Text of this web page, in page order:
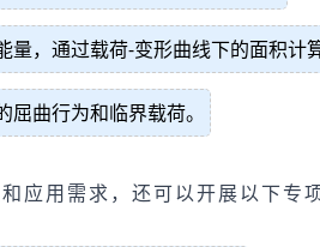
，通过载荷-变形曲线下的面积计
曲行为和临界载荷。
应用需求，还可以开展以下专项